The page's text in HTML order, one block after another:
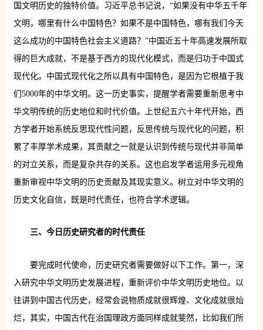
国文明历史的独特价值。习近平总书记说，“如果没有中华五千年
文明，哪里有什么中国特色？如果不是中国特色，哪有我们今天
这么成功的中国特色社会主义道路？”中国近五十年高速发展所取
得的巨大成就，不是基于西方的现代化模式，而是归功于中国式
现代化。中国式现代化之所以具有中国特色，是因为它根植于我
们5000年的中华文明。这一历史事实，提醒学者需要重新思考中
华文明传统的历史地位和时代价值。上世纪五六十年代开始，西
方学者开始系统反思现代性问题，反思传统与现代化的问题，积
累了丰厚学术成果，其贡献之一就是认识到传统与现代并非简单
的对立关系，而是复杂共存的关系。这也启发学者运用多元视角
重新审视中华文明的历史贡献及其现实意义。树立对中华文明的
历史文化自信，既是时代责任，也符合学术逻辑。
三、今日历史研究者的时代责任
要完成时代使命，历史研究者需要做好以下工作。第一，深
入研究中华文明历史发展进程，重新评价中华文明历史地位。以
往讲到中国古代历史，经常会说物质成就很辉煌、文化成就很灿
烂，其实，中国古代在治国理政方面同样成就斐然，比如我们所